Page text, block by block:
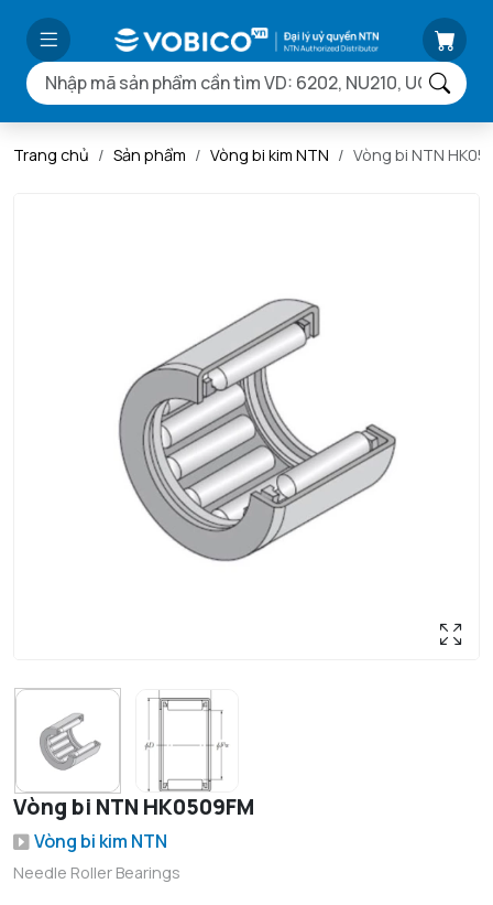
Trang chủ Sản phẩm Vòng bi kim NTN Vòng bi NTN
Vòng bi NTN HK0509FM
Vòng bi kim NTN
Needle Roller Bearings